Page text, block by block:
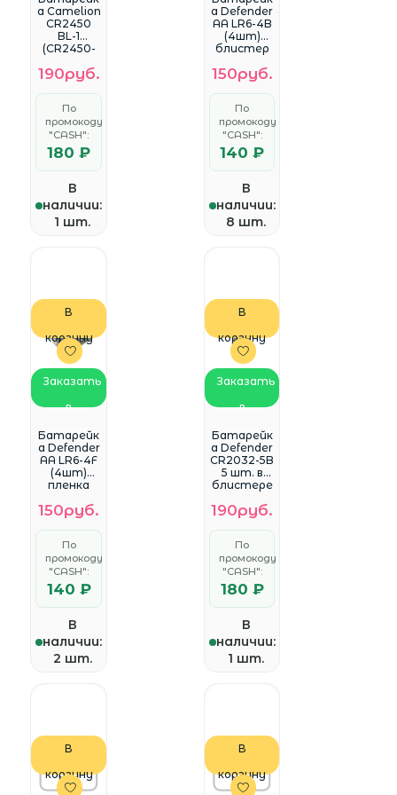
а Camelion
CR2450
BL-1
(CR2450-
батарейк
а
литиевая,
3V) (1 шт. в
уп-ке)
190руб.
По
промокоду
"CASH":
180 ₽
В
наличии:
1 шт.
а Defender
AA LR6-4B
(4шт)
блистер
150руб.
По
промокоду
"CASH":
140 ₽
В
наличии:
8 шт.
В
корзину
Заказать
в
WhatsApp
Батарейк
а Defender
AA LR6-4F
(4шт)
пленка
150руб.
По
промокоду
"CASH":
140 ₽
В
наличии:
2 шт.
В
корзину
Заказать
в
WhatsApp
Батарейк
а Defender
CR2032-5B
5 шт. в
блистере
190руб.
По
промокоду
"CASH":
180 ₽
В
наличии:
1 шт.
В
корзину
В
корзину